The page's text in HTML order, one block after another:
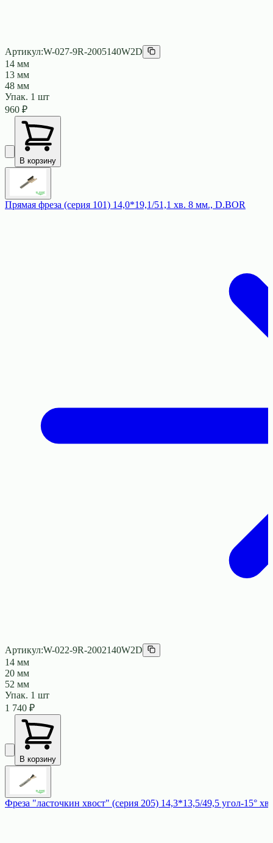
Артикул:W-027-9R-2005140W2D
14 мм
13 мм
48 мм
Упак. 1 шт
960 ₽
В корзину
Прямая фреза (серия 101) 14,0*19,1/51,1 хв. 8 мм., D.BOR
Артикул:W-022-9R-2002140W2D
14 мм
20 мм
52 мм
Упак. 1 шт
1 740 ₽
В корзину
Фреза "ласточкин хвост" (серия 205) 14,3*13,5/49,5 угол-15°